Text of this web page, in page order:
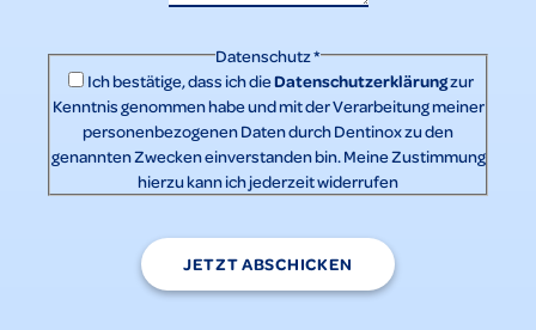
Datenschutz*
Ich bestätige, dass ich dieDatenschutzerklärungzur
Kenntnis genommen habe und mit der Verarbeitung meiner
personenbezogenen Daten durch Dentinox zu den
genannten Zwecken einverstanden bin. Meine Zustimmung
hierzu kann ich jederzeit widerrufen
JETZT ABSCHICKEN